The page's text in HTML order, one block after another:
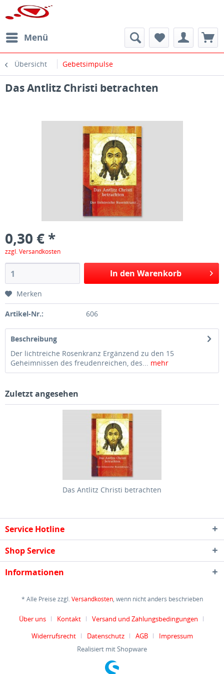
Menü
Übersicht Gebetsimpulse
Das Antlitz Christi betrachten
0,30 € *
zzgl. Versandkosten
In den Warenkorb
Merken
Artikel-Nr.: 606
Beschreibung
Der lichtreiche Rosenkranz Ergänzend zu den 15
Geheimnissen des freudenreichen, des... mehr
Zuletzt angesehen
Das Antlitz Christi betrachten
Service Hotline
Shop Service
Informationen
* Alle Preise zzgl.Versandkosten, wenn nicht anders beschrieben
Über uns Kontakt
Versand und Zahlungsbedingungen
Widerrufsrecht
Datenschutz AGB
Impressum
Realisiert mit Shopware